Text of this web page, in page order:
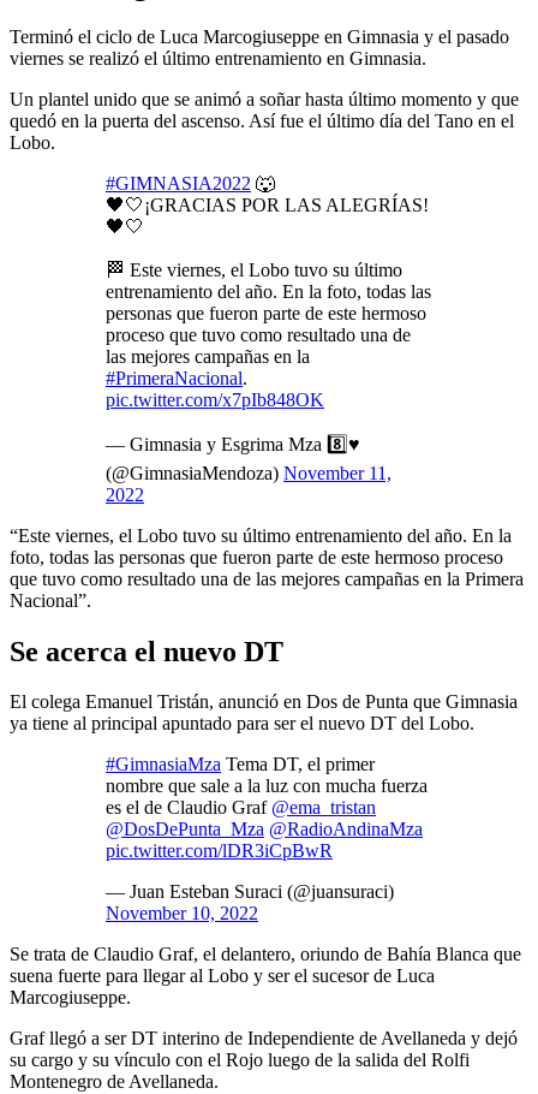
Terminó el ciclo de Luca Marcogiuseppe en Gimnasia y el pasado
viernes se realizó el último entrenamiento en Gimnasia.
Un plantel unido que se animó a soñar hasta último momento y que
quedó en la puerta del ascenso. Así fue el último día del Tano en el
Lobo.
#GIMNASIA2022 🐺
🖤🤍¡GRACIAS POR LAS ALEGRÍAS!
🖤🤍
🏁 Este viernes, el Lobo tuvo su último
entrenamiento del año. En la foto, todas las
personas que fueron parte de este hermoso
proceso que tuvo como resultado una de
las mejores campañas en la
#PrimeraNacional.
pic.twitter.com/x7pIb848OK
— Gimnasia y Esgrima Mza 8️⃣♥️
(@GimnasiaMendoza) November 11,
2022
“Este viernes, el Lobo tuvo su último entrenamiento del año. En la
foto, todas las personas que fueron parte de este hermoso proceso
que tuvo como resultado una de las mejores campañas en la Primera
Nacional”.
Se acerca el nuevo DT
El colega Emanuel Tristán, anunció en Dos de Punta que Gimnasia
ya tiene al principal apuntado para ser el nuevo DT del Lobo.
#GimnasiaMza Tema DT, el primer
nombre que sale a la luz con mucha fuerza
es el de Claudio Graf @ema_tristan
@DosDePunta_Mza @RadioAndinaMza
pic.twitter.com/lDR3iCpBwR
— Juan Esteban Suraci (@juansuraci)
November 10, 2022
Se trata de Claudio Graf, el delantero, oriundo de Bahía Blanca que
suena fuerte para llegar al Lobo y ser el sucesor de Luca
Marcogiuseppe.
Graf llegó a ser DT interino de Independiente de Avellaneda y dejó
su cargo y su vínculo con el Rojo luego de la salida del Rolfi
Montenegro de Avellaneda.